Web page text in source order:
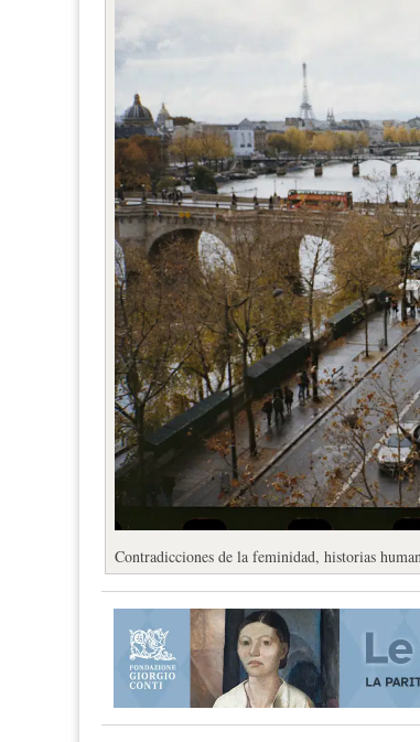
Contradicciones de la feminidad, historias